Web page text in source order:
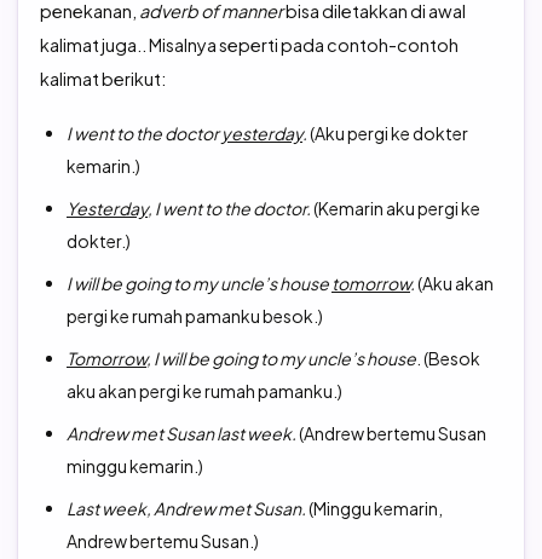
penekanan, adverb of mannerbisa diletakkan di awal
kalimat juga.. Misalnya seperti pada contoh-contoh
kalimat berikut:
I went to the doctoryesterday. (Aku pergi ke dokter
kemarin.)
Yesterday, I went to the doctor.(Kemarin aku pergi ke
dokter.)
I will be going to my uncle’s house tomorrow.(Aku akan
pergi ke rumah pamanku besok.)
Tomorrow, I will be going to my uncle’s house . (Besok
aku akan pergi ke rumah pamanku.)
Andrew met Susan last week. (Andrew bertemu Susan
minggu kemarin.)
Last week, Andrew met Susan. (Minggu kemarin,
Andrew bertemu Susan.)